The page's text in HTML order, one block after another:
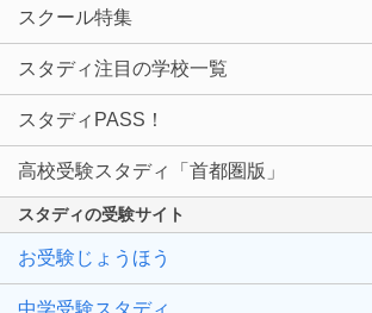
スクール特集
スタディ注目の学校一覧
スタディPASS！
高校受験スタディ「首都圏版」
スタディの受験サイト
お受験じょうほう
中学受験スタディ